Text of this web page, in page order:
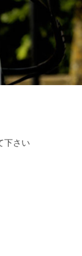
下さい